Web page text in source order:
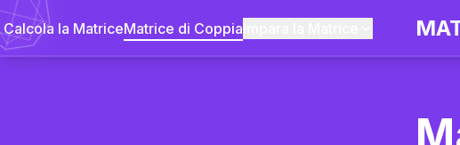
Calcola la MatriceMatrice di Coppia